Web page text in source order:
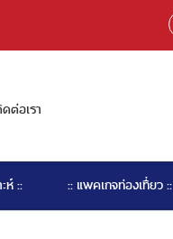
ต่อเรา
ห์ :: :: แพคเกจท่องเที่ยว ::